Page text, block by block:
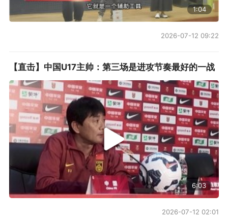
1:04
2026-07-12 09:22
【直击】中国U17主帅：第三场是进攻节奏最好的一战
6:03
2026-07-12 02:01